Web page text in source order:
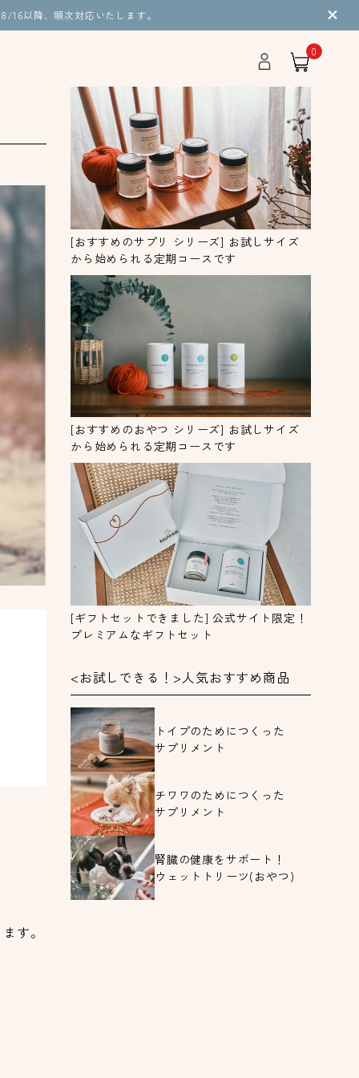
以降、順次対応いたします。
0
す。
[おすすめのサプリ シリーズ] お試しサイズ
から始められる定期コースです
[おすすめのおやつ シリーズ] お試しサイズ
から始められる定期コースです
[ギフトセットできました] 公式サイト限定！
プレミアムなギフトセット
<お試しできる！>人気おすすめ商品
トイプのためにつくった
サプリメント
チワワのためにつくった
サプリメント
腎臓の健康をサポート！
ウェットトリーツ(おやつ)